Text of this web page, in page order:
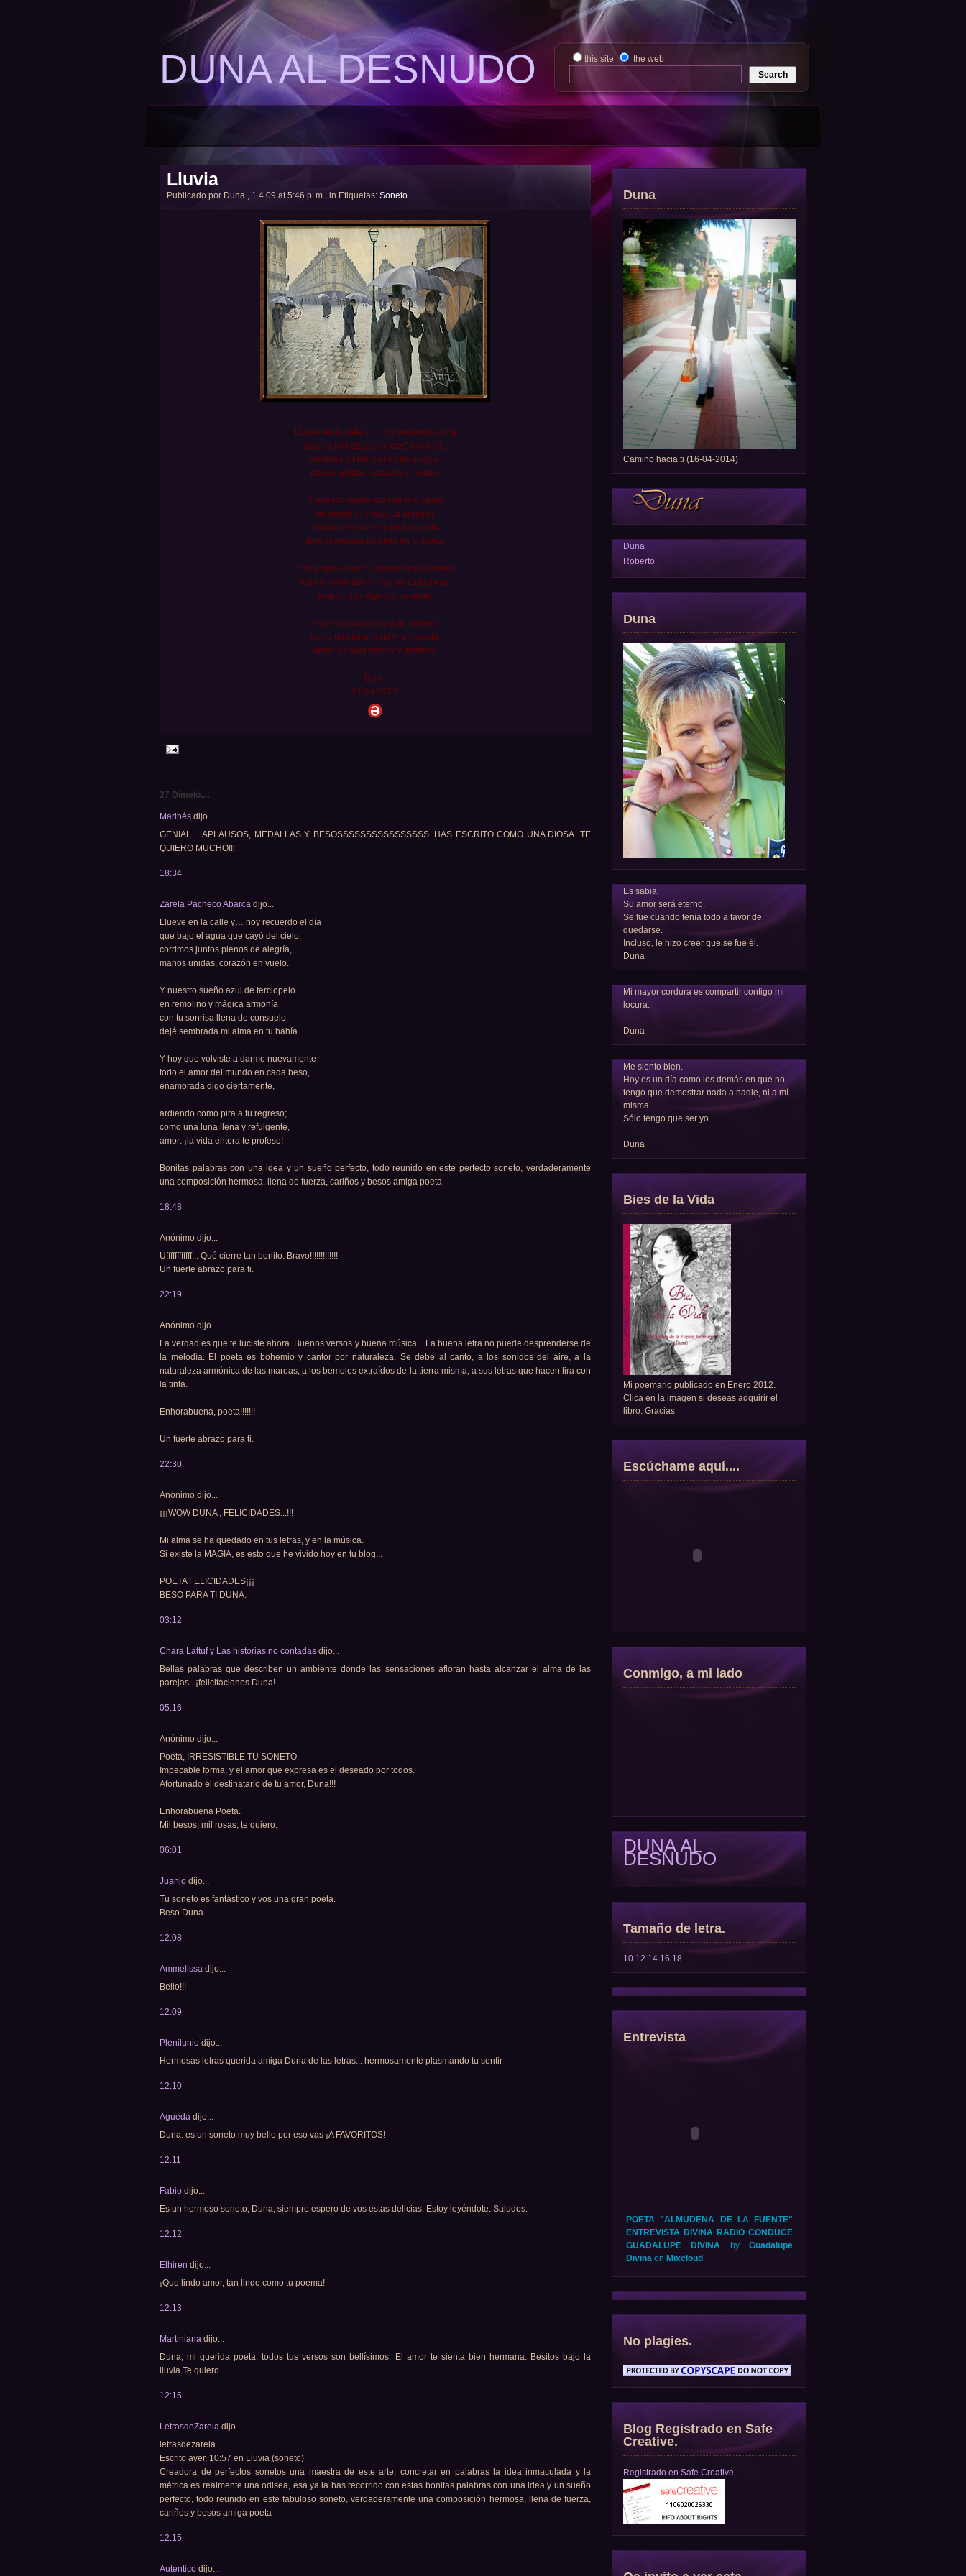
DUNA AL DESNUDO this site the web
Lluvia
Publicado por Duna , 1.4.09 at 5:46 p. m., in Etiquetas: Soneto
Llueve en la calle y… hoy recuerdo el día
que bajo el agua que cayó del cielo,
corrimos juntos plenos de alegría,
manos unidas, corazón en vuelo.
Y nuestro sueño azul de terciopelo
en remolino y mágica armonía
con tu sonrisa llena de consuelo
dejé sembrada mi alma en tu bahía.
Y hoy que volviste a darme nuevamente
todo el amor del mundo en cada beso,
enamorada digo ciertamente,
ardiendo como pira a tu regreso;
como una luna llena y refulgente,
amor: ¡la vida entera te profeso!
Duna
01-04-2009
27 Dímelo...:
Marinés dijo...
GENIAL.....APLAUSOS, MEDALLAS Y BESOSSSSSSSSSSSSSSSS. HAS ESCRITO COMO UNA DIOSA. TE
QUIERO MUCHO!!!
18:34
Zarela Pacheco Abarca dijo...
Llueve en la calle y… hoy recuerdo el día
que bajo el agua que cayó del cielo,
corrimos juntos plenos de alegría,
manos unidas, corazón en vuelo.
Y nuestro sueño azul de terciopelo
en remolino y mágica armonía
con tu sonrisa llena de consuelo
dejé sembrada mi alma en tu bahía.
Y hoy que volviste a darme nuevamente
todo el amor del mundo en cada beso,
enamorada digo ciertamente,
ardiendo como pira a tu regreso;
como una luna llena y refulgente,
amor: ¡la vida entera te profeso!
Bonitas palabras con una idea y un sueño perfecto, todo reunido en este perfecto soneto, verdaderamente
una composición hermosa, llena de fuerza, cariños y besos amiga poeta
18:48
Anónimo dijo...
Uffffffffffff... Qué cierre tan bonito. Bravo!!!!!!!!!!!!!
Un fuerte abrazo para ti.
22:19
Anónimo dijo...
La verdad es que te luciste ahora. Buenos versos y buena música... La buena letra no puede desprenderse de
la melodía. El poeta es bohemio y cantor por naturaleza. Se debe al canto, a los sonidos del aire, a la
naturaleza armónica de las mareas, a los bemoles extraídos de la tierra misma, a sus letras que hacen lira con
la tinta.
Enhorabuena, poeta!!!!!!!
Un fuerte abrazo para ti.
22:30
Anónimo dijo...
¡¡¡WOW DUNA , FELICIDADES...!!!
Mi alma se ha quedado en tus letras, y en la música.
Si existe la MAGIA, es esto que he vivido hoy en tu blog...
POETA FELICIDADES¡¡¡
BESO PARA TI DUNA.
03:12
Chara Lattuf y Las historias no contadas dijo...
Bellas palabras que describen un ambiente donde las sensaciones afloran hasta alcanzar el alma de las
parejas...¡felicitaciones Duna!
05:16
Anónimo dijo...
Poeta, IRRESISTIBLE TU SONETO.
Impecable forma, y el amor que expresa es el deseado por todos.
Afortunado el destinatario de tu amor, Duna!!!
Enhorabuena Poeta.
Mil besos, mil rosas, te quiero.
06:01
Juanjo dijo...
Tu soneto es fantástico y vos una gran poeta.
Beso Duna
12:08
Ammelissa dijo...
Bello!!!
12:09
Plenilunio dijo...
Hermosas letras querida amiga Duna de las letras... hermosamente plasmando tu sentir
12:10
Agueda dijo...
Duna: es un soneto muy bello por eso vas ¡A FAVORITOS!
12:11
Fabio dijo...
Es un hermoso soneto, Duna, siempre espero de vos estas delicias. Estoy leyéndote. Saludos.
12:12
Elhiren dijo...
¡Que lindo amor, tan lindo como tu poema!
12:13
Martiniana dijo...
Duna, mi querida poeta, todos tus versos son bellísimos. El amor te sienta bien hermana. Besitos bajo la
lluvia.Te quiero.
12:15
LetrasdeZarela dijo...
letrasdezarela
Escrito ayer, 10:57 en Lluvia (soneto)
Creadora de perfectos sonetos una maestra de este arte, concretar en palabras la idea inmaculada y la
métrica es realmente una odisea, esa ya la has recorrido con estas bonitas palabras con una idea y un sueño
perfecto, todo reunido en este fabuloso soneto, verdaderamente una composición hermosa, llena de fuerza,
cariños y besos amiga poeta
12:15
Autentico dijo...
Duna
Camino hacia ti (16-04-2014)
Duna
Roberto
Duna
Es sabia.
Su amor será eterno.
Se fue cuando tenía todo a favor de
quedarse.
Incluso, le hizo creer que se fue él.
Duna
Mi mayor cordura es compartir contigo mi
locura.
Duna
Me siento bien.
Hoy es un día como los demás en que no
tengo que demostrar nada a nadie, ni a mí
misma.
Sólo tengo que ser yo.
Duna
Bies de la Vida
Mi poemario publicado en Enero 2012.
Clica en la imagen si deseas adquirir el
libro. Gracias
Escúchame aquí....
Conmigo, a mi lado
DUNA AL
DESNUDO
Tamaño de letra.
10 12 14 16 18
Entrevista
POETA "ALMUDENA DE LA FUENTE"
ENTREVISTA DIVINA RADIO CONDUCE
GUADALUPE DIVINA byGuadalupe
Divina on Mixcloud
No plagies.
Blog Registrado en Safe
Creative.
Registrado en Safe Creative